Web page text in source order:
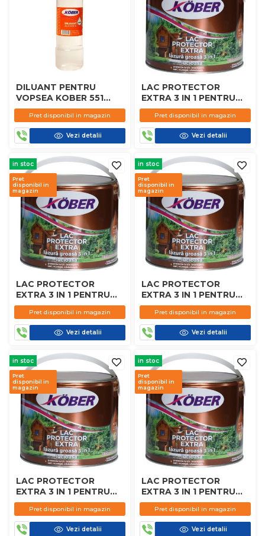
DILUANT PENTRU
VOPSEA KOBER 551
0.9L
Pret disponibil in magazin
Vezi detalii
LAC PROTECTOR
EXTRA 3 IN 1 PENTRU
LEMN KOBER CIRES 2.5L
Pret disponibil in magazin
Vezi detalii
in stoc
Pret
disponibil in
magazin
LAC PROTECTOR
EXTRA 3 IN 1 PENTRU
LEMN KOBER STEJAR
INCHIS 2.5L
Pret disponibil in magazin
Vezi detalii
in stoc
Pret
disponibil in
magazin
LAC PROTECTOR
EXTRA 3 IN 1 PENTRU
LEMN KOBER INCOLOR
2.5LPret disponibil in magazin
Vezi detalii
in stoc
Pret
disponibil in
magazin
LAC PROTECTOR
EXTRA 3 IN 1 PENTRU
LEMN KOBER WENGE
2.5LPret disponibil in magazin
Vezi detalii
in stoc
Pret
disponibil in
magazin
LAC PROTECTOR
EXTRA 3 IN 1 PENTRU
LEMN KOBER
PALISANDRU 2.5L
Pret disponibil in magazin
Vezi detalii